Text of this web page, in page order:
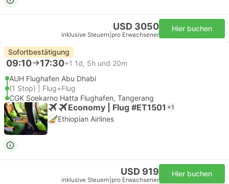
USD 3050
inklusive Steuern pro Erwachsener
Hier buchen
Sofortbestätigung
09:10 17:30+1 1d, 5h und 20m
AUH Flughafen Abu Dhabi
(1 Stop) | Flug+Flug
CGK Soekarno Hatta Flughafen, Tangerang
Economy | Flug #ET1501 +1
Ethiopian Airlines
USD 919
inklusive Steuern pro Erwachsener
Hier buchen